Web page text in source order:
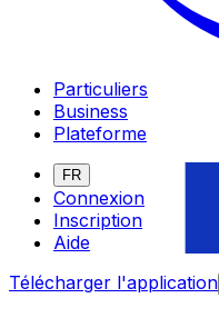
Particuliers
Business
Plateforme
FR
Connexion
Inscription
Aide
Télécharger l'application